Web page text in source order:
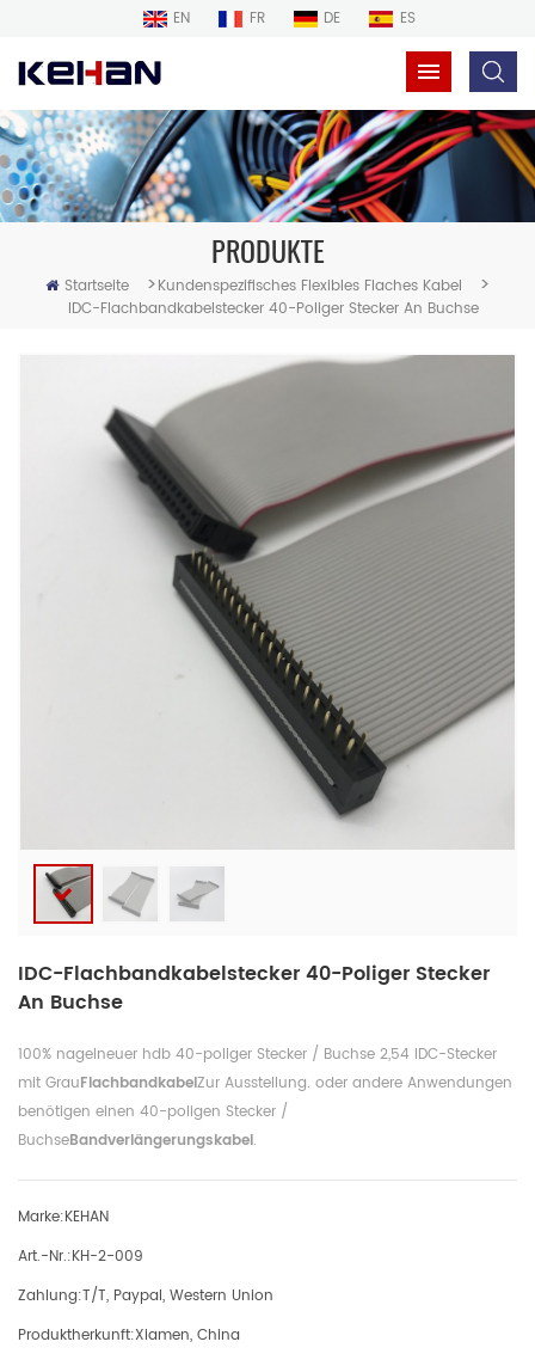
EN FR DE ES
PRODUKTE
Startseite >Kundenspezifisches Flexibles Flaches Kabel >
IDC-Flachbandkabelstecker 40-Poliger Stecker An Buchse
IDC-Flachbandkabelstecker 40-Poliger Stecker
An Buchse
100% nagelneuer hdb 40-poliger Stecker / Buchse 2,54 IDC-Stecker
mit GrauFlachbandkabelZur Ausstellung. oder andere Anwendungen
benötigen einen 40-poligen Stecker /
BuchseBandverlängerungskabel.
Marke:KEHAN
Art.-Nr.:KH-2-009
Zahlung:T/T, Paypal, Western Union
Produktherkunft:Xiamen, China